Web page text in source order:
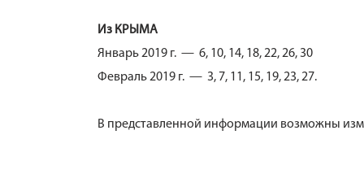
Из КРЫМА
Январь 2019 г. — 6, 10, 14, 18, 22, 26, 30
Февраль 2019 г. — 3, 7, 11, 15, 19, 23, 27.
В представленной информации возможны